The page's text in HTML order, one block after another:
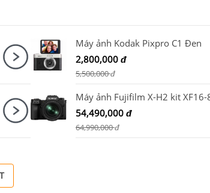
Máy ảnh Kodak Pixpro C1 Đen
2,800,000 đ
5,500,000đ
54,490,000 đ
64,990,000đ